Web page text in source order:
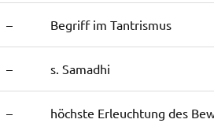
– Begriff im Tantrismus
– s. Samadhi
–
höchste Erleuchtung des